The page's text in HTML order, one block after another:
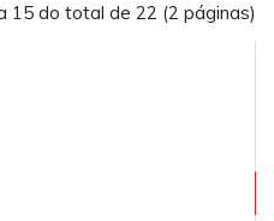
15 do total de 22 (2 páginas)